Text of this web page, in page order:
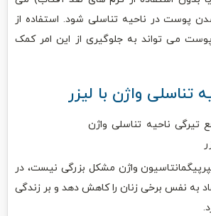
پوست در ناحیه تناسلی شود. استفاده از
می تواند به جلوگیری از این امر کمک
تناسلی واژن با لیزر
واژن مشکل بزرگی نیست، در
به نفس برخی زنان را کاهش دهد و بر زندگی